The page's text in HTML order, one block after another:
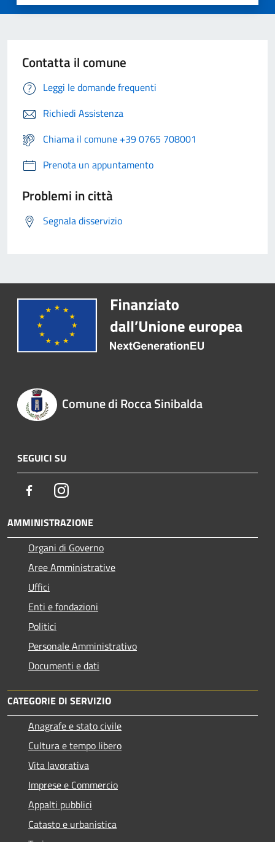
Contatta il comune
Leggi le domande frequenti
Richiedi Assistenza
Chiama il comune +39 0765 708001
Prenota un appuntamento
Problemi in città
Segnala disservizio
Comune di Rocca Sinibalda
SEGUICI SU
FacebookInstagram
AMMINISTRAZIONE
Organi di Governo
Aree Amministrative
Uffici
Enti e fondazioni
Politici
Personale Amministrativo
Documenti e dati
CATEGORIE DI SERVIZIO
Anagrafe e stato civile
Cultura e tempo libero
Vita lavorativa
Imprese e Commercio
Appalti pubblici
Catasto e urbanistica